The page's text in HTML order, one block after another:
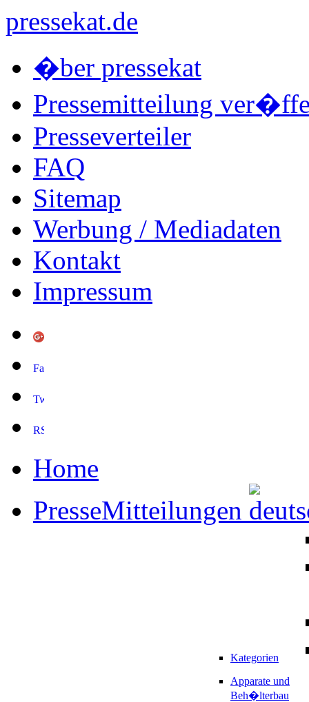
pressekat.de
�ber pressekat
Pressemitteilung
Presseverteiler
FAQ
Sitemap
Werbung / Mediadaten
Kontakt
Impressum
Home
PresseMitteilungen
Kategorien
Apparate und
Beh�lterbau